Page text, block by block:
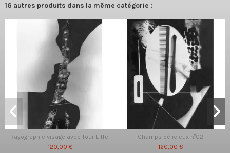
16 autres produits dans la même catégorie :
Rayographie visage avec Tour Eiffel
120,00 €
Champs délicieux n°02
120,00 €